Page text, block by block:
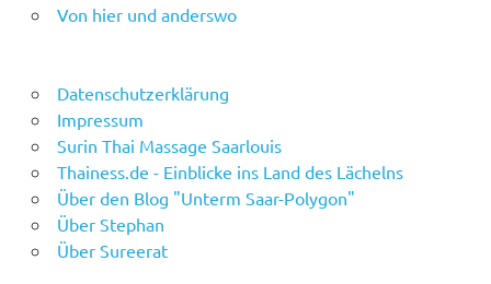
Von hier und anderswo
Datenschutzerklärung
Impressum
Surin Thai Massage Saarlouis
Thainess.de - Einblicke ins Land des Lächelns
Über den Blog "Unterm Saar-Polygon"
Über Stephan
Über Sureerat